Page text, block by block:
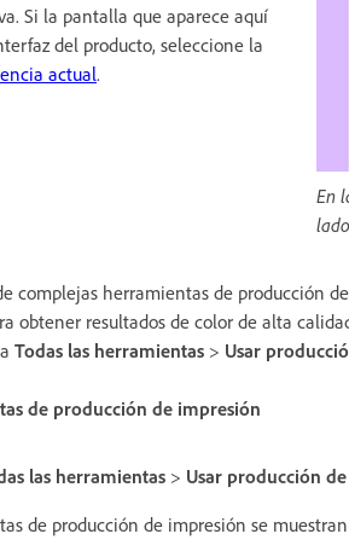
Si la pantalla que aparece aquí
del producto, seleccione la
actual.
En
complejas herramientas de producción
obtener resultados de color de alta
Todas las herramientas > Usar
de producción de impresión
las herramientas > Usar producción
de producción de impresión se